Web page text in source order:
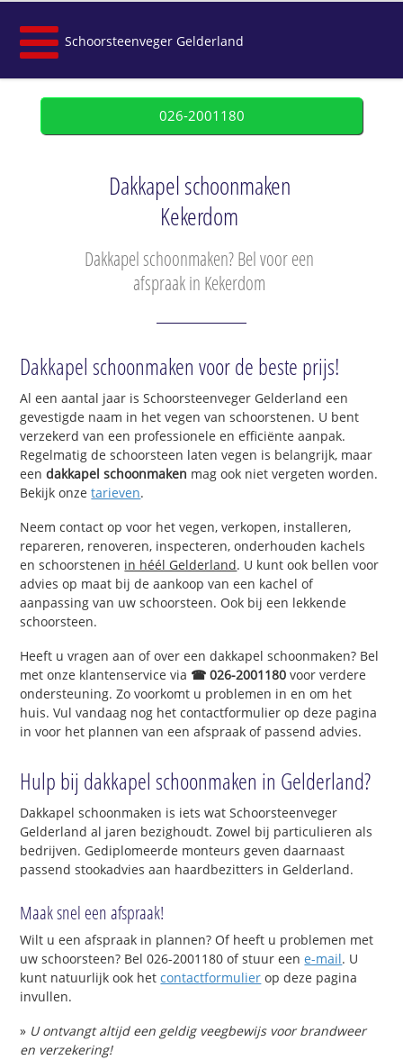
Schoorsteenveger Gelderland
026-2001180
Dakkapel schoonmaken
Kekerdom
Dakkapel schoonmaken? Bel voor een
afspraak in Kekerdom
Dakkapel schoonmaken voor de beste prijs!
Al een aantal jaar is Schoorsteenveger Gelderland een
gevestigde naam in het vegen van schoorstenen. U bent
verzekerd van een professionele en efficiënte aanpak.
Regelmatig de schoorsteen laten vegen is belangrijk, maar
eendakkapel schoonmaken mag ook niet vergeten worden.
Bekijk onzetarieven.
Neem contact op voor het vegen, verkopen, installeren,
repareren, renoveren, inspecteren, onderhouden kachels
en schoorstenen in héél Gelderland. U kunt ook bellen voor
advies op maat bij de aankoop van een kachel of
aanpassing van uw schoorsteen. Ook bij een lekkende
schoorsteen.
Heeft u vragen aan of over een dakkapel schoonmaken? Bel
met onze klantenservice via ☎ 026-2001180 voor verdere
ondersteuning. Zo voorkomt u problemen in en om het
huis. Vul vandaag nog het contactformulier op deze pagina
in voor het plannen van een afspraak of passend advies.
Hulp bij dakkapel schoonmaken in Gelderland?
Dakkapel schoonmaken is iets wat Schoorsteenveger
Gelderland al jaren bezighoudt. Zowel bij particulieren als
bedrijven. Gediplomeerde monteurs geven daarnaast
passend stookadvies aan haardbezitters in Gelderland.
Maak snel een afspraak!
Wilt u een afspraak in plannen? Of heeft u problemen met
uw schoorsteen? Bel 026-2001180 of stuur eene-mail. U
kunt natuurlijk ook hetcontactformulier op deze pagina
invullen.
» U ontvangt altijd een geldig veegbewijs voor brandweer
en verzekering!